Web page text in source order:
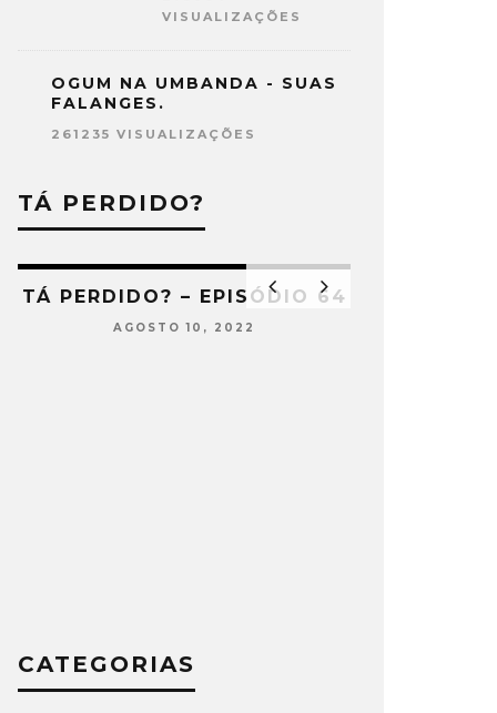
VISUALIZAÇÕES
OGUM NA UMBANDA - SUAS
FALANGES.
261235 VISUALIZAÇÕES
TÁ PERDIDO?
TÁ PERDIDO? – EPISÓDIO 64
AGOSTO 10, 2022
CATEGORIAS